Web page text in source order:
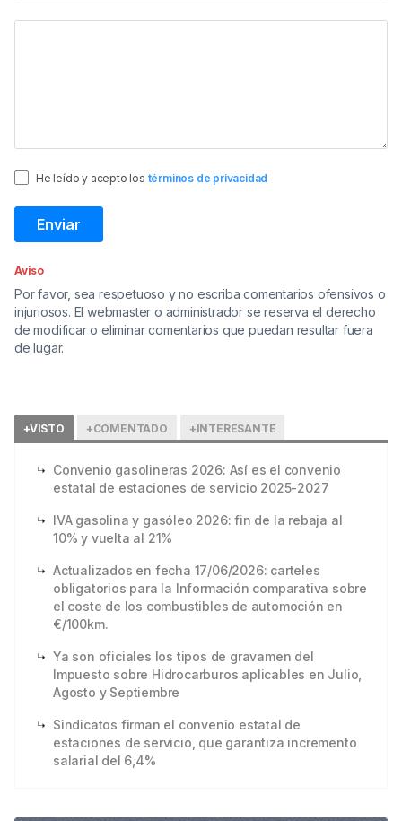
He leído y acepto los términos de privacidad
Aviso
Por favor, sea respetuoso y no escriba comentarios ofensivos o
injuriosos. El webmaster o administrador se reserva el derecho
de modificar o eliminar comentarios que puedan resultar fuera
de lugar.
+VISTO +COMENTADO +INTERESANTE
Convenio gasolineras 2026: Así es el convenio
estatal de estaciones de servicio 2025-2027
IVA gasolina y gasóleo 2026: fin de la rebaja al
10% y vuelta al 21%
Actualizados en fecha 17/06/2026: carteles
obligatorios para la Información comparativa sobre
el coste de los combustibles de automoción en
€/100km.
Ya son oficiales los tipos de gravamen del
Impuesto sobre Hidrocarburos aplicables en Julio,
Agosto y Septiembre
Sindicatos firman el convenio estatal de
estaciones de servicio, que garantiza incremento
salarial del 6,4%